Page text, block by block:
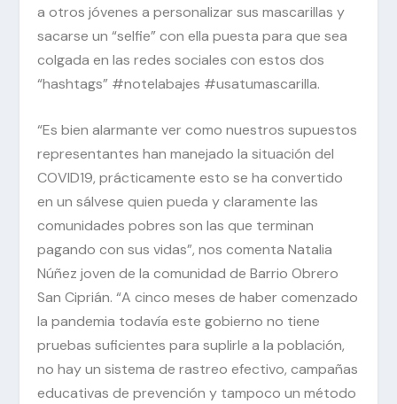
a otros jóvenes a personalizar sus mascarillas y
sacarse un “selfie” con ella puesta para que sea
colgada en las redes sociales con estos dos
“hashtags” #notelabajes #usatumascarilla.
“Es bien alarmante ver como nuestros supuestos
representantes han manejado la situación del
COVID19, prácticamente esto se ha convertido
en un sálvese quien pueda y claramente las
comunidades pobres son las que terminan
pagando con sus vidas”, nos comenta Natalia
Núñez joven de la comunidad de Barrio Obrero
San Ciprián. “A cinco meses de haber comenzado
la pandemia todavía este gobierno no tiene
pruebas suficientes para suplirle a la población,
no hay un sistema de rastreo efectivo, campañas
educativas de prevención y tampoco un método